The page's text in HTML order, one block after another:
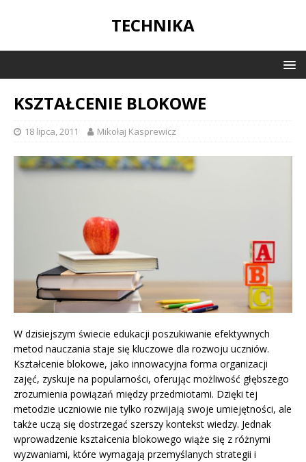
TECHNIKA
KSZTAŁCENIE BLOKOWE
18 lipca, 2011 Mikołaj Kasprewicz
W dzisiejszym świecie edukacji poszukiwanie efektywnych
metod nauczania staje się kluczowe dla rozwoju uczniów.
Kształcenie blokowe, jako innowacyjna forma organizacji
zajęć, zyskuje na popularności, oferując możliwość głębszego
zrozumienia powiązań między przedmiotami. Dzięki tej
metodzie uczniowie nie tylko rozwijają swoje umiejętności, ale
także uczą się dostrzegać szerszy kontekst wiedzy. Jednak
wprowadzenie kształcenia blokowego wiąże się z różnymi
wyzwaniami, które wymagają przemyślanych strategii i